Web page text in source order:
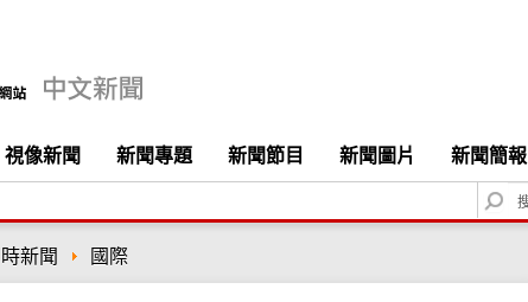
視像新聞 新聞專題 新聞節目 新聞圖片 新聞簡報
S
e
c
新聞 國際